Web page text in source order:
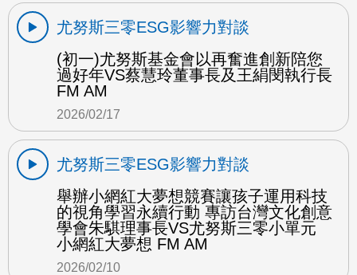
尤努斯三零ESG影響力對談
(初一)尤努斯基金會以再奮進創新陪您
過好年VS蔡慧玲董事長及王絹閔執行長
FM AM
2026/02/17
尤努斯三零ESG影響力對談
舉辦小網紅大夢想競賽讓孩子運用科技
的視角學習永續行動 專訪台灣文化創意
學會朱騏理事長VS尤努斯三零小單元
小網紅大夢想 FM AM
2026/02/10